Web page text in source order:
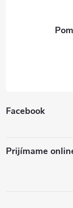
Facebook
Prijímame